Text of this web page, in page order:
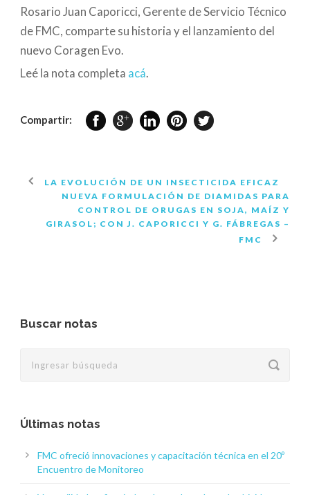
Rosario Juan Caporicci, Gerente de Servicio Técnico
de FMC, comparte su historia y el lanzamiento del
nuevo Coragen Evo.
Leé la nota completa acá.
Compartir:
LA EVOLUCIÓN DE UN INSECTICIDA EFICAZ
NUEVA FORMULACIÓN DE DIAMIDAS PARA
CONTROL DE ORUGAS EN SOJA, MAÍZ Y
GIRASOL; CON J. CAPORICCI Y G. FÁBREGAS –
FMC
Buscar notas
Últimas notas
FMC ofreció innovaciones y capacitación técnica en el 20º
Encuentro de Monitoreo